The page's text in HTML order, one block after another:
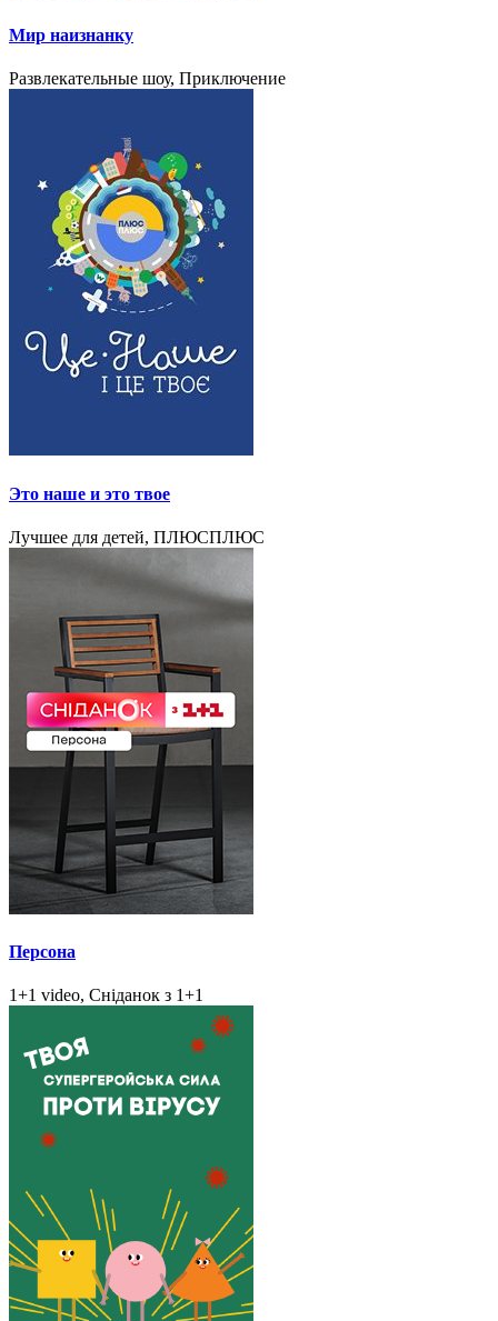
Мир наизнанку
Развлекательные шоу, Приключение
Это наше и это твое
Лучшее для детей, ПЛЮСПЛЮС
Персона
1+1 video, Сніданок з 1+1